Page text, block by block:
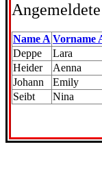
Name A Vorname
Deppe
Lara
Heider
Aenna
Johann
Emily
Seibt
Nina